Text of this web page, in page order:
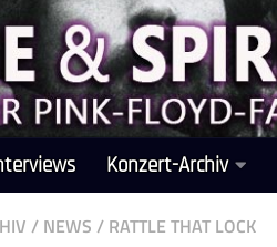
Konzert-Archiv
/ NEWS / RATTLE THAT LOCK